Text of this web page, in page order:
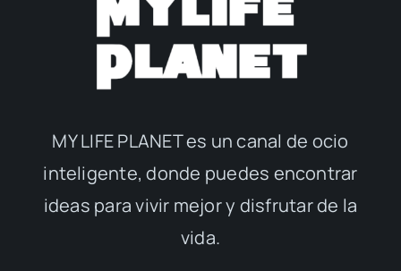
MY LIFE PLANET es un canal de ocio
inteligente, donde puedes encontrar
ideas para vivir mejor y disfrutar de la
vida.